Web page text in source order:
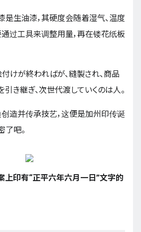
生油漆，其硬度会随着湿气、温度
过工具来调整用量，再在镂花纸板
けが終わればが、縫製され、商品
引き継ぎ、次世代渡していくのは人。
造并传承技艺，这便是加州印传诞
吧。
上印有“正平六年六月一日”文字的